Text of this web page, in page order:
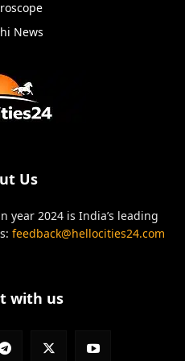
News
Us
year 2024 is India’s leading
feedback@hellocities24.com
with us